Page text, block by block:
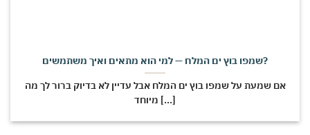
שמפו בוץ ים המלח — למי הוא מתאים ואיך משתמשים?
אם שמעת על שמפו בוץ ים המלח אבל עדיין לא בדיוק ברור לך מה
מיוחד [...]